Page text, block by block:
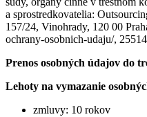
a sprostredkovatelia:
157/24, Vinohrady, 120 00
ochrany-osobnich-udaju/,
Prenos osobných údajov do
Lehoty na vymazanie
zmluvy: 10 rokov